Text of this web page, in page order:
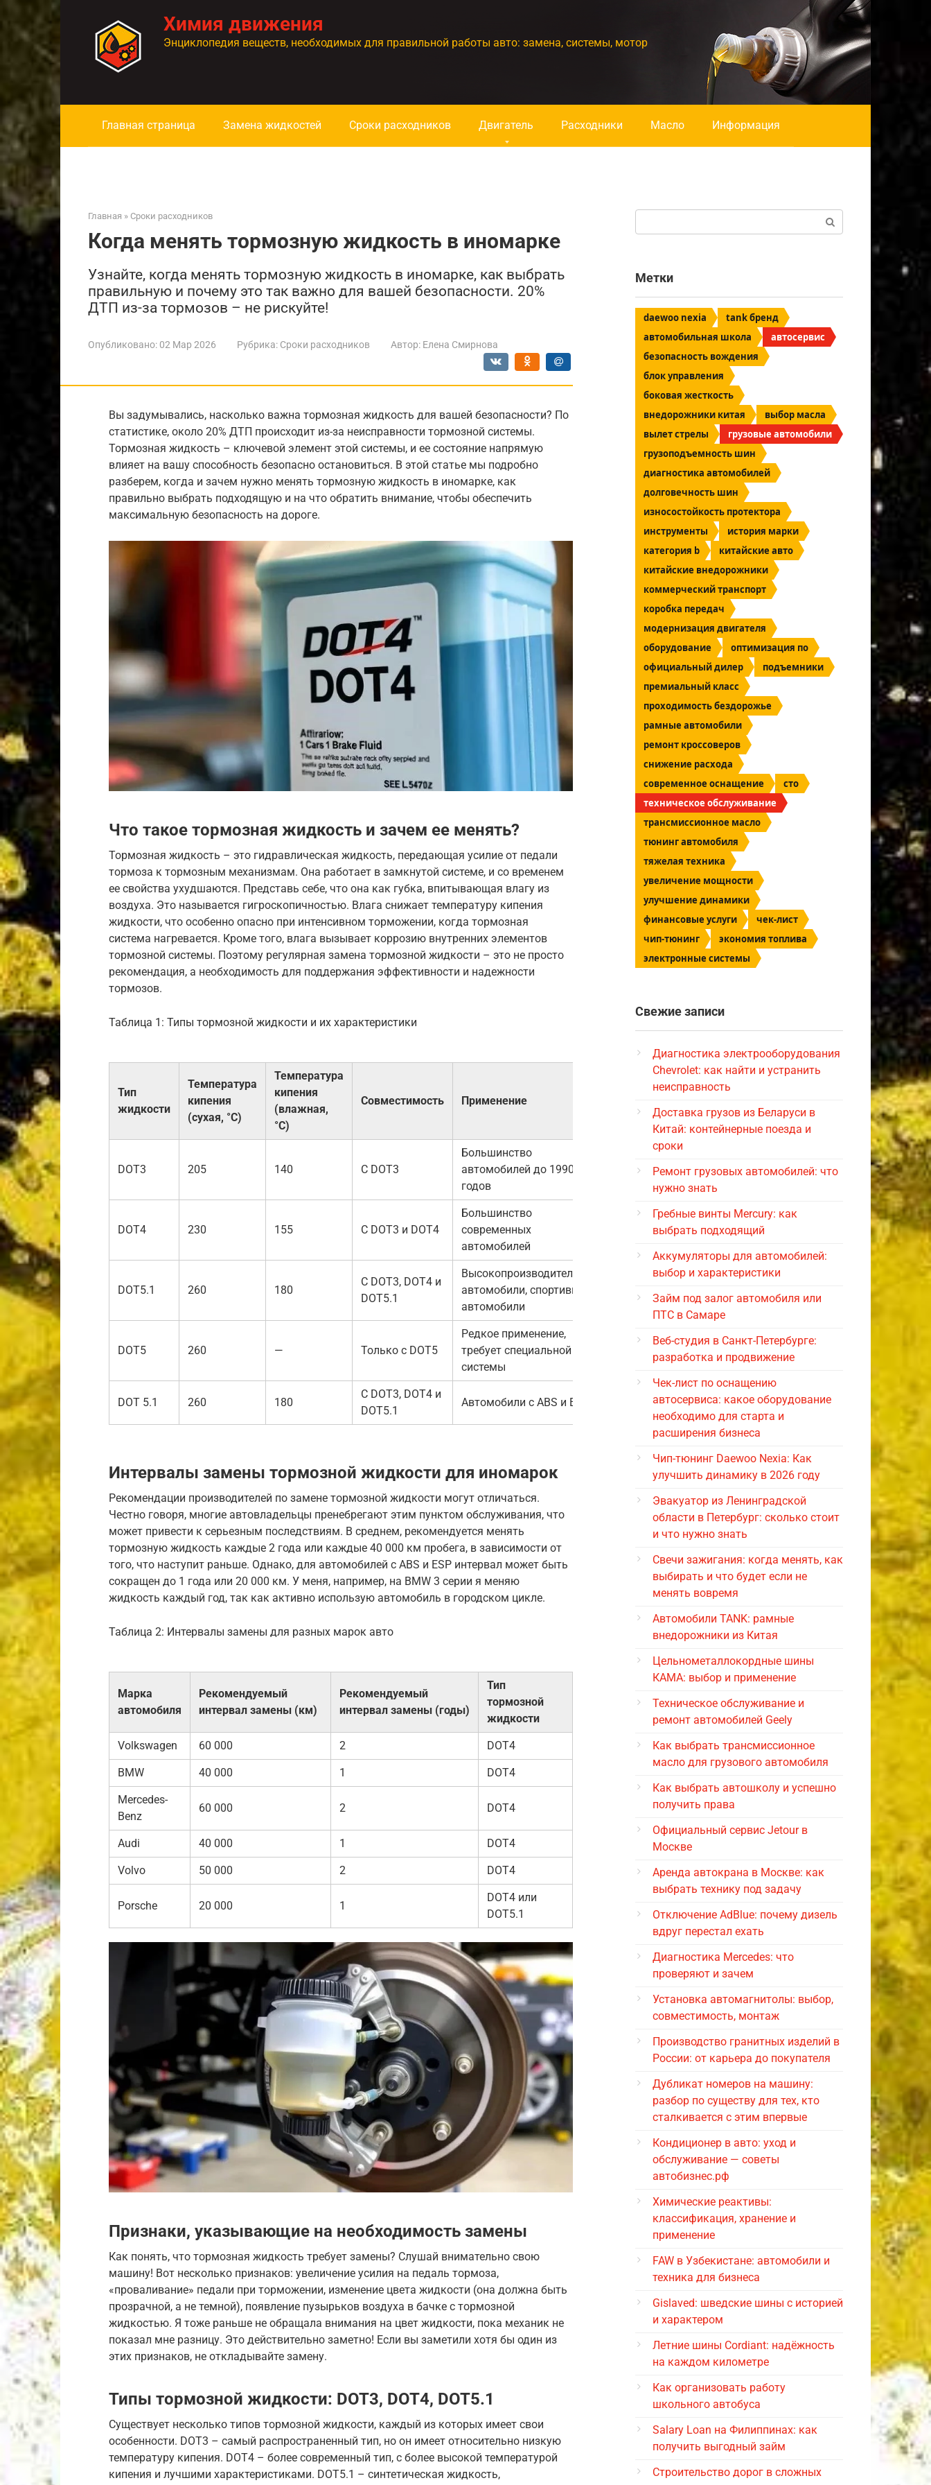
контенту
Химия движения
Энциклопедия веществ, необходимых для правильной работы авто: замена, системы, мотор
Главная страница Замена жидкостей Сроки расходников Двигатель Расходники Масло Информация
Главная » Сроки расходников
Когда менять тормозную жидкость в иномарке
Узнайте, когда менять тормозную жидкость в иномарке, как выбрать
правильную и почему это так важно для вашей безопасности. 20%
ДТП из-за тормозов – не рискуйте!
Опубликовано: 02 Мар 2026 Рубрика: Сроки расходников Автор: Елена Смирнова
Вы задумывались, насколько важна тормозная жидкость для вашей безопасности? По
статистике, около 20% ДТП происходит из-за неисправности тормозной системы.
Тормозная жидкость – ключевой элемент этой системы, и ее состояние напрямую
влияет на вашу способность безопасно остановиться. В этой статье мы подробно
разберем, когда и зачем нужно менять тормозную жидкость в иномарке, как
правильно выбрать подходящую и на что обратить внимание, чтобы обеспечить
максимальную безопасность на дороге.
Что такое тормозная жидкость и зачем ее менять?
Тормозная жидкость – это гидравлическая жидкость, передающая усилие от педали
тормоза к тормозным механизмам. Она работает в замкнутой системе, и со временем
ее свойства ухудшаются. Представь себе, что она как губка, впитывающая влагу из
воздуха. Это называется гигроскопичностью. Влага снижает температуру кипения
жидкости, что особенно опасно при интенсивном торможении, когда тормозная
система нагревается. Кроме того, влага вызывает коррозию внутренних элементов
тормозной системы. Поэтому регулярная замена тормозной жидкости – это не просто
рекомендация, а необходимость для поддержания эффективности и надежности
тормозов.
Таблица 1: Типы тормозной жидкости и их характеристики
Тип
жидкости
Температура
кипения
(сухая, °C)
Температура
кипения
(влажная,
°C)
Совместимость Применение
DOT3 205 140 С DOT3
Большинство
автомобилей до 1990-х
годов
DOT4 230 155 С DOT3 и DOT4
Большинство
современных
автомобилей
DOT5.1 260 180
С DOT3, DOT4 и
DOT5.1
Высокопроизводительные
автомобили, спортивные
автомобили
DOT5 260 — Только с DOT5
Редкое применение,
требует специальной
системы
DOT 5.1 260 180
С DOT3, DOT4 и
DOT5.1
Автомобили с ABS и ESP
Интервалы замены тормозной жидкости для иномарок
Рекомендации производителей по замене тормозной жидкости могут отличаться.
Честно говоря, многие автовладельцы пренебрегают этим пунктом обслуживания, что
может привести к серьезным последствиям. В среднем, рекомендуется менять
тормозную жидкость каждые 2 года или каждые 40 000 км пробега, в зависимости от
того, что наступит раньше. Однако, для автомобилей с ABS и ESP интервал может быть
сокращен до 1 года или 20 000 км. У меня, например, на BMW 3 серии я меняю
жидкость каждый год, так как активно использую автомобиль в городском цикле.
Таблица 2: Интервалы замены для разных марок авто
Марка
автомобиля
Рекомендуемый
интервал замены (км)
Рекомендуемый
интервал замены (годы)
Тип
тормозной
жидкости
Volkswagen 60 000 2 DOT4
BMW 40 000 1 DOT4
Mercedes-
Benz
60 000 2 DOT4
Audi 40 000 1 DOT4
Volvo 50 000 2 DOT4
Porsche 20 000 1
DOT4 или
DOT5.1
Признаки, указывающие на необходимость замены
Как понять, что тормозная жидкость требует замены? Слушай внимательно свою
машину! Вот несколько признаков: увеличение усилия на педаль тормоза,
«проваливание» педали при торможении, изменение цвета жидкости (она должна быть
прозрачной, а не темной), появление пузырьков воздуха в бачке с тормозной
жидкостью. Я тоже раньше не обращала внимания на цвет жидкости, пока механик не
показал мне разницу. Это действительно заметно! Если вы заметили хотя бы один из
этих признаков, не откладывайте замену.
Типы тормозной жидкости: DOT3, DOT4, DOT5.1
Существует несколько типов тормозной жидкости, каждый из которых имеет свои
особенности. DOT3 – самый распространенный тип, но он имеет относительно низкую
температуру кипения. DOT4 – более современный тип, с более высокой температурой
кипения и лучшими характеристиками. DOT5.1 – синтетическая жидкость,
Метки
daewoo nexia
tank бренд
автомобильная школа
автосервис
безопасность вождения
блок управления
боковая жесткость
внедорожники китая
выбор масла
вылет стрелы
грузовые автомобили
грузоподъемность шин
диагностика автомобилей
долговечность шин
износостойкость протектора
инструменты
история марки
категория b
китайские авто
китайские внедорожники
коммерческий транспорт
коробка передач
модернизация двигателя
оборудование
оптимизация по
официальный дилер
подъемники
премиальный класс
проходимость бездорожье
рамные автомобили
ремонт кроссоверов
снижение расхода
современное оснащение
сто
техническое обслуживание
трансмиссионное масло
тюнинг автомобиля
тяжелая техника
увеличение мощности
улучшение динамики
финансовые услуги
чек-лист
чип-тюнинг
экономия топлива
электронные системы
Свежие записи
Диагностика электрооборудования
Chevrolet: как найти и устранить
неисправность
Доставка грузов из Беларуси в
Китай: контейнерные поезда и
сроки
Ремонт грузовых автомобилей: что
нужно знать
Гребные винты Mercury: как
выбрать подходящий
Аккумуляторы для автомобилей:
выбор и характеристики
Займ под залог автомобиля или
ПТС в Самаре
Веб-студия в Санкт-Петербурге:
разработка и продвижение
Чек-лист по оснащению
автосервиса: какое оборудование
необходимо для старта и
расширения бизнеса
Чип-тюнинг Daewoo Nexia: Как
улучшить динамику в 2026 году
Эвакуатор из Ленинградской
области в Петербург: сколько стоит
и что нужно знать
Свечи зажигания: когда менять, как
выбирать и что будет если не
менять вовремя
Автомобили TANK: рамные
внедорожники из Китая
Цельнометаллокордные шины
КАМА: выбор и применение
Техническое обслуживание и
ремонт автомобилей Geely
Как выбрать трансмиссионное
масло для грузового автомобиля
Как выбрать автошколу и успешно
получить права
Официальный сервис Jetour в
Москве
Аренда автокрана в Москве: как
выбрать технику под задачу
Отключение AdBlue: почему дизель
вдруг перестал ехать
Диагностика Mercedes: что
проверяют и зачем
Установка автомагнитолы: выбор,
совместимость, монтаж
Производство гранитных изделий в
России: от карьера до покупателя
Дубликат номеров на машину:
разбор по существу для тех, кто
сталкивается с этим впервые
Кондиционер в авто: уход и
обслуживание — советы
автобизнес.рф
Химические реактивы:
классификация, хранение и
применение
FAW в Узбекистане: автомобили и
техника для бизнеса
Gislaved: шведские шины с историей
и характером
Летние шины Cordiant: надёжность
на каждом километре
Как организовать работу
школьного автобуса
Salary Loan на Филиппинах: как
получить выгодный займ
Строительство дорог в сложных